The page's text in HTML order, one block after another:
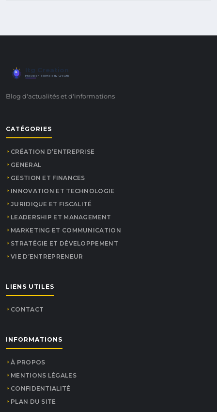
Innovation · Technology · Growth
Blog d'actualités et d'informations
CATÉGORIES
CRÉATION D’ENTREPRISE
GENERAL
GESTION ET FINANCES
INNOVATION ET TECHNOLOGIE
JURIDIQUE ET FISCALITÉ
LEADERSHIP ET MANAGEMENT
MARKETING ET COMMUNICATION
STRATÉGIE ET DÉVELOPPEMENT
VIE D’ENTREPRENEUR
LIENS UTILES
CONTACT
INFORMATIONS
À PROPOS
MENTIONS LÉGALES
CONFIDENTIALITÉ
PLAN DU SITE